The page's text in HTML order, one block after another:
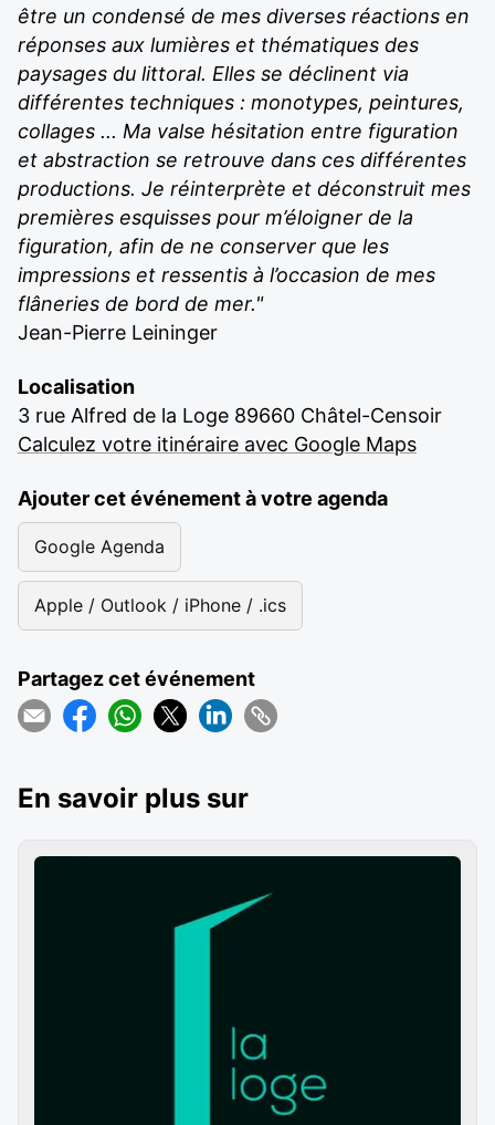
être un condensé de mes diverses réactions en
réponses aux lumières et thématiques des
paysages du littoral. Elles se déclinent via
différentes techniques : monotypes, peintures,
collages ... Ma valse hésitation entre figuration
et abstraction se retrouve dans ces différentes
productions. Je réinterprète et déconstruit mes
premières esquisses pour m’éloigner de la
figuration, afin de ne conserver que les
impressions et ressentis à l’occasion de mes
flâneries de bord de mer."
Jean-Pierre Leininger
Localisation
3 rue Alfred de la Loge 89660 Châtel-Censoir
Calculez votre itinéraire avec Google Maps
Ajouter cet événement à votre agenda
Google Agenda
Apple / Outlook / iPhone / .ics
Partagez cet événement
En savoir plus sur